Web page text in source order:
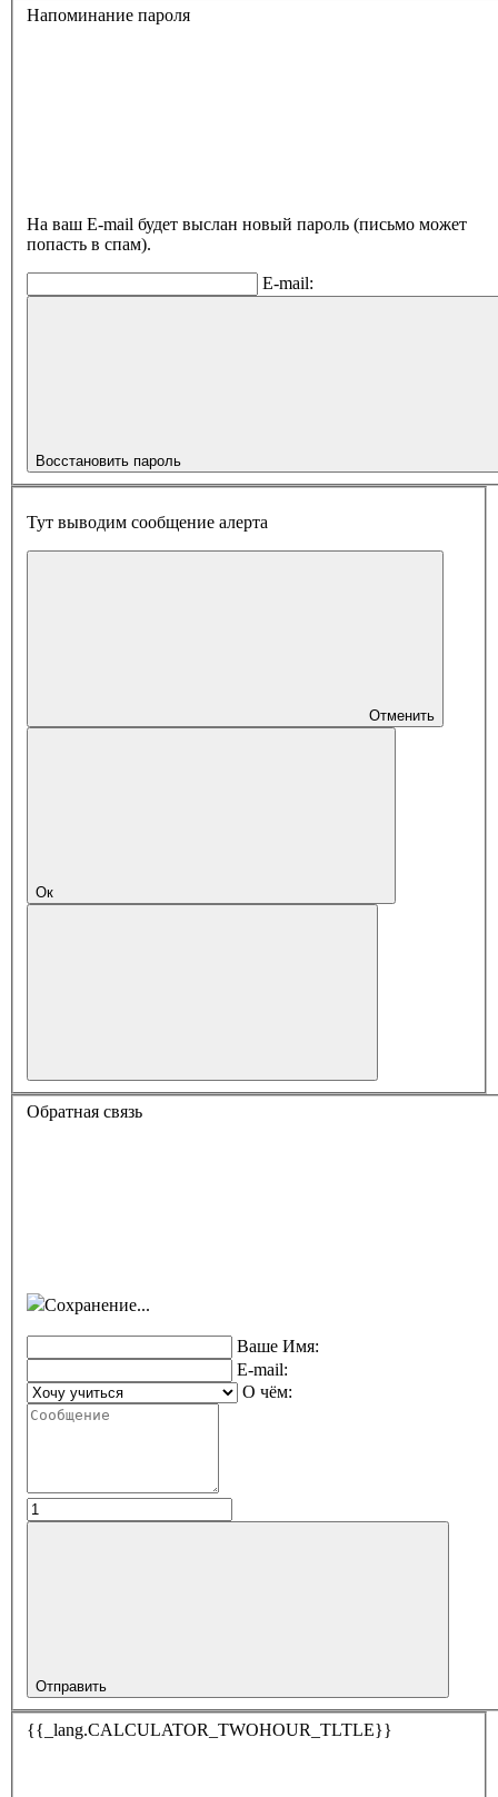
Напоминание пароля
На ваш E-mail будет выслан новый пароль (письмо может
попасть в спам).
E-mail:
Восстановить пароль
Тут выводим сообщение алерта
Отменить
Ок
Обратная связь
Сохранение...
Ваше Имя:
E-mail:
О чём:
Отправить
{{_lang.CALCULATOR_TWOHOUR_TLTLE}}